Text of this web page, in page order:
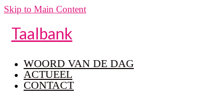
Skip to Main Content
Taalbank
WOORD VAN DE DAG
ACTUEEL
CONTACT